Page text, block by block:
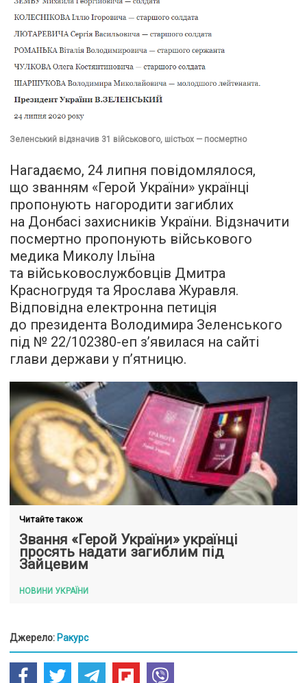
Зеленський відзначив 31 військового, шістьох — посмертно
Нагадаємо, 24 липня повідомлялося,
що званням «Герой України» українці
пропонують нагородити загиблих
на Донбасі захисників України. Відзначити
посмертно пропонують військового
медика Миколу Ільїна
та військовослужбовців Дмитра
Красногрудя та Ярослава Журавля.
Відповідна електронна петиція
до президента Володимира Зеленського
під № 22/102380-еп з’явилася на сайті
глави держави у п’ятницю.
Читайте також
Звання «Герой України» українці
просять надати загиблим під
Зайцевим
НОВИНИ УКРАЇНИ
Джерело: Ракурс